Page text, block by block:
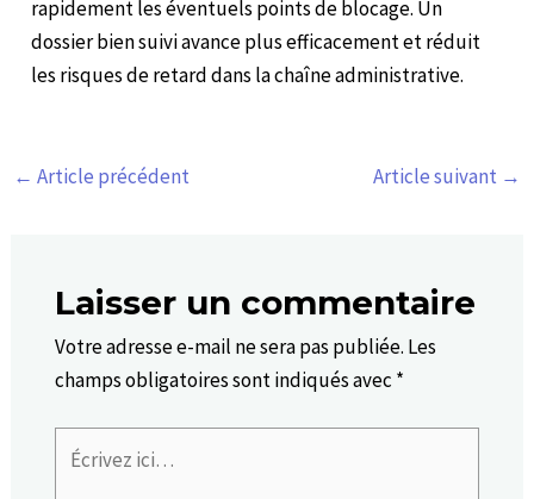
rapidement les éventuels points de blocage. Un
dossier bien suivi avance plus efficacement et réduit
les risques de retard dans la chaîne administrative.
← Article précédent Article suivant →
Laisser un commentaire
Votre adresse e-mail ne sera pas publiée. Les
champs obligatoires sont indiqués avec *
Écrivez
ici…